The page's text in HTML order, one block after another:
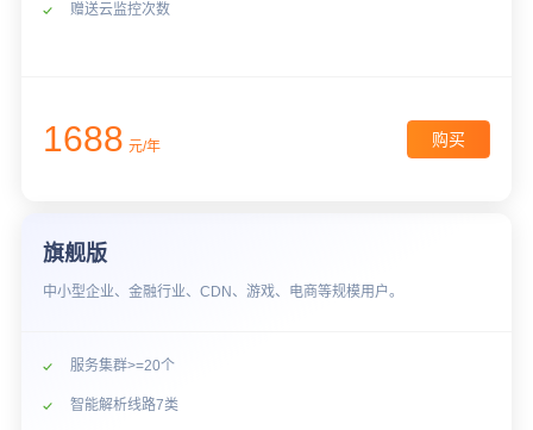
赠送云监控次数
1688 元/年 购买
旗舰版
中小型企业、金融行业、CDN、游戏、电商等规模用户。
服务集群>=20个
智能解析线路7类